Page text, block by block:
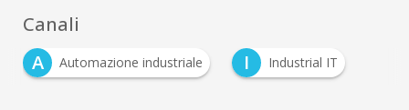
Canali
A
Automazione industriale I Industrial IT